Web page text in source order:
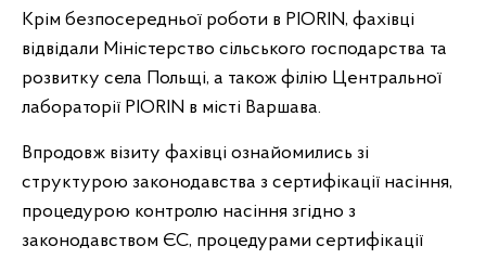
Крім безпосередньої роботи в PIORIN, фахівці
відвідали Міністерство сільського господарства та
розвитку села Польщі, а також філію Центральної
лабораторії PIORIN в місті Варшава.
Впродовж візиту фахівці ознайомились зі
структурою законодавства з сертифікації насіння,
процедурою контролю насіння згідно з
законодавством ЄС, процедурами сертифікації